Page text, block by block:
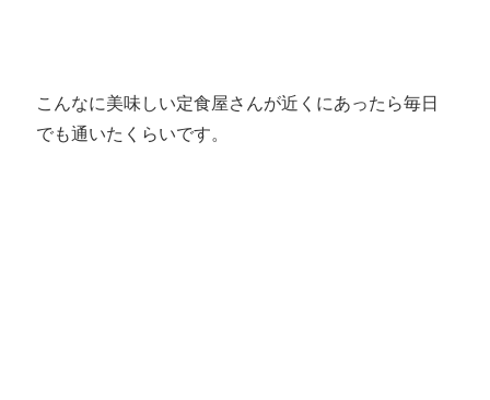
こんなに美味しい定食屋さんが近くにあったら毎日
でも通いたくらいです。